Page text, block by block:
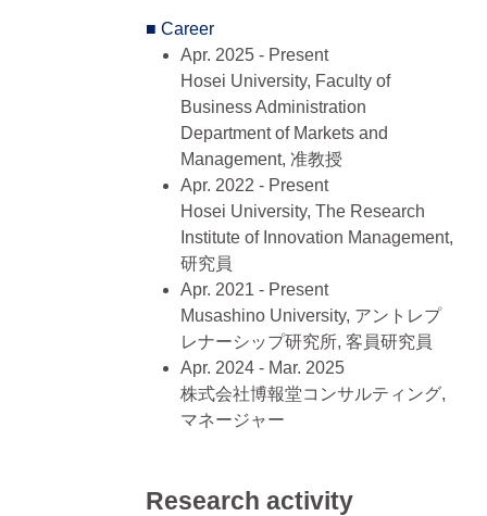
ィング
■ Career
Apr. 2025 - Present
Hosei University, Faculty of
Business Administration
Department of Markets and
Management, 准教授
Apr. 2022 - Present
Hosei University, The Research
Institute of Innovation Management,
研究員
Apr. 2021 - Present
Musashino University, アントレプ
レナーシップ研究所, 客員研究員
Apr. 2024 - Mar. 2025
株式会社博報堂コンサルティング,
マネージャー
Entrepreneurship, 客員教授
Research activity